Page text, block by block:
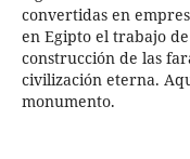
convertidas en
en Egipto el trabajo
construcción de las
civilización eterna.
monumento.